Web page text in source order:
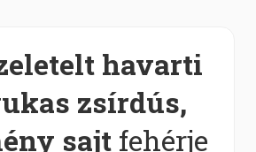
havarti
zsírdús,
sajt fehérje